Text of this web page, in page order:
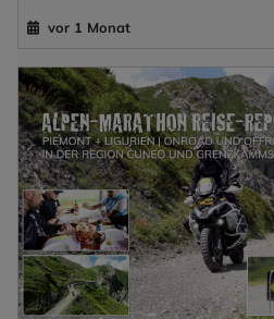
vor 1 Monat